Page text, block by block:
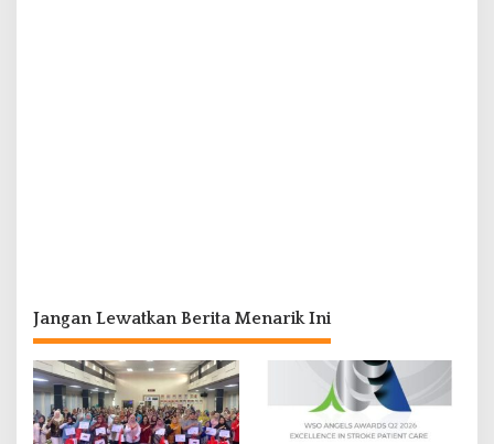
Jangan Lewatkan Berita Menarik Ini